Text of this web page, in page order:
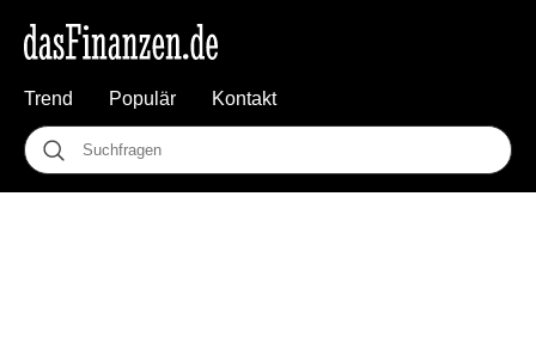
Trend Populär Kontakt